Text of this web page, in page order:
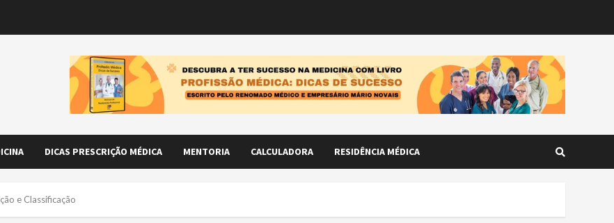
DICAS PRESCRIÇÃO MÉDICA MENTORIA CALCULADORA RESIDÊNCIA MÉDICA
e Classificação